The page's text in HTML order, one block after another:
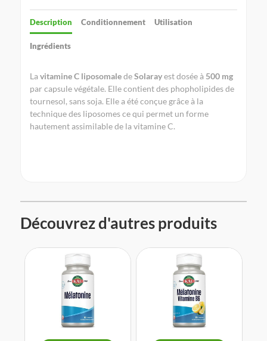
Description Conditionnement Utilisation
Ingrédients
Lavitamine C liposomaledeSolarayest dosée à 500 mg
par capsule végétale. Elle contient des phopholipides de
tournesol, sans soja. Elle a été conçue grâce à la
technique des liposomes ce qui permet un forme
hautement assimilable de la vitamine C.
Découvrez d'autres produits